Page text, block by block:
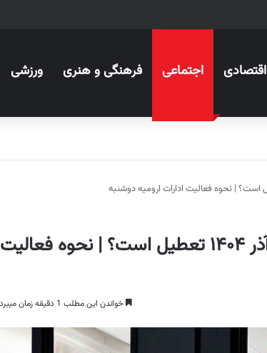
اقتصادی اجتماعی فرهنگی و هنری ورزشی
ادارات آذربایجان غربی دوشنبه ۲۴ آذر ۱۴۰۴ تعطیل است؟ | نحوه فعالیت
خواندن این مطلب 1 دقیقه زمان میبرد